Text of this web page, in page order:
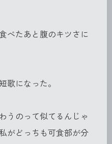
べたあと腹のキツさに
歌になった。
うのって似てるんじゃ
がどっちも可食部が分